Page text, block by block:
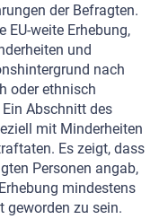
der Befragten.
EU-weite Erhebung,
und
nach
oder ethnisch
Abschnitt des
mit Minderheiten
Es zeigt, dass
Personen angab,
mindestens
geworden zu sein.